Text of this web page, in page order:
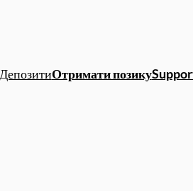
ДепозитиОтримати позику